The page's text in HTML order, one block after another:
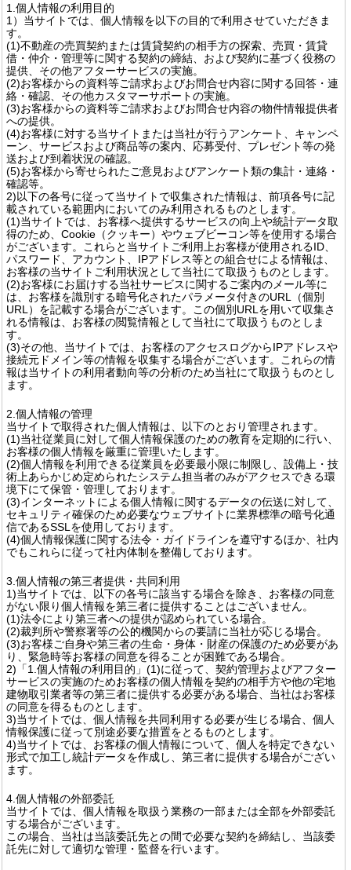
1.個人情報の利用目的
1）当サイトでは、個人情報を以下の目的で利用させていただきま
す。
(1)不動産の売買契約または賃貸契約の相手方の探索、売買・賃貸
借・仲介・管理等に関する契約の締結、および契約に基づく役務の
提供、その他アフターサービスの実施。
(2)お客様からの資料等ご請求およびお問合せ内容に関する回答・連
絡・確認、その他カスタマーサポートの実施。
(3)お客様からの資料等ご請求およびお問合せ内容の物件情報提供者
への提供。
(4)お客様に対する当サイトまたは当社が行うアンケート、キャンペ
ーン、サービスおよび商品等の案内、応募受付、プレゼント等の発
送および到着状況の確認。
(5)お客様から寄せられたご意見およびアンケート類の集計・連絡・
確認等。
2)以下の各号に従って当サイトで収集された情報は、前項各号に記
載されている範囲内においてのみ利用されるものとします。
(1)当サイトでは、お客様へ提供するサービスの向上や統計データ取
得のため、Cookie（クッキー）やウェブビーコン等を使用する場合
がございます。これらと当サイトご利用上お客様が使用されるID、
パスワード、アカウント、IPアドレス等との組合せによる情報は、
お客様の当サイトご利用状況として当社にて取扱うものとします。
(2)お客様にお届けする当社サービスに関するご案内のメール等に
は、お客様を識別する暗号化されたパラメータ付きのURL（個別
URL）を記載する場合がございます。この個別URLを用いて収集さ
れる情報は、お客様の閲覧情報として当社にて取扱うものとしま
す。
(3)その他、当サイトでは、お客様のアクセスログからIPアドレスや
接続元ドメイン等の情報を収集する場合がございます。これらの情
報は当サイトの利用者動向等の分析のため当社にて取扱うものとし
ます。
2.個人情報の管理
当サイトで取得された個人情報は、以下のとおり管理されます。
(1)当社従業員に対して個人情報保護のための教育を定期的に行い、
お客様の個人情報を厳重に管理いたします。
(2)個人情報を利用できる従業員を必要最小限に制限し、設備上・技
術上あらかじめ定められたシステム担当者のみがアクセスできる環
境下にて保管・管理しております。
(3)インターネットによる個人情報に関するデータの伝送に対して、
セキュリティ確保のため必要なウェブサイトに業界標準の暗号化通
信であるSSLを使用しております。
(4)個人情報保護に関する法令・ガイドラインを遵守するほか、社内
でもこれらに従って社内体制を整備しております。
3.個人情報の第三者提供・共同利用
1)当サイトでは、以下の各号に該当する場合を除き、お客様の同意
がない限り個人情報を第三者に提供することはございません。
(1)法令により第三者への提供が認められている場合。
(2)裁判所や警察署等の公的機関からの要請に当社が応じる場合。
(3)お客様ご自身や第三者の生命・身体・財産の保護のため必要があ
り、緊急時等お客様の同意を得ることが困難である場合。
2)「1.個人情報の利用目的」(1)に従って、契約管理およびアフター
サービスの実施のためお客様の個人情報を契約の相手方や他の宅地
建物取引業者等の第三者に提供する必要がある場合、当社はお客様
の同意を得るものとします。
3)当サイトでは、個人情報を共同利用する必要が生じる場合、個人
情報保護に従って別途必要な措置をとるものとします。
4)当サイトでは、お客様の個人情報について、個人を特定できない
形式で加工し統計データを作成し、第三者に提供する場合がござい
ます。
4.個人情報の外部委託
当サイトでは、個人情報を取扱う業務の一部または全部を外部委託
する場合がございます。
この場合、当社は当該委託先との間で必要な契約を締結し、当該委
託先に対して適切な管理・監督を行います。